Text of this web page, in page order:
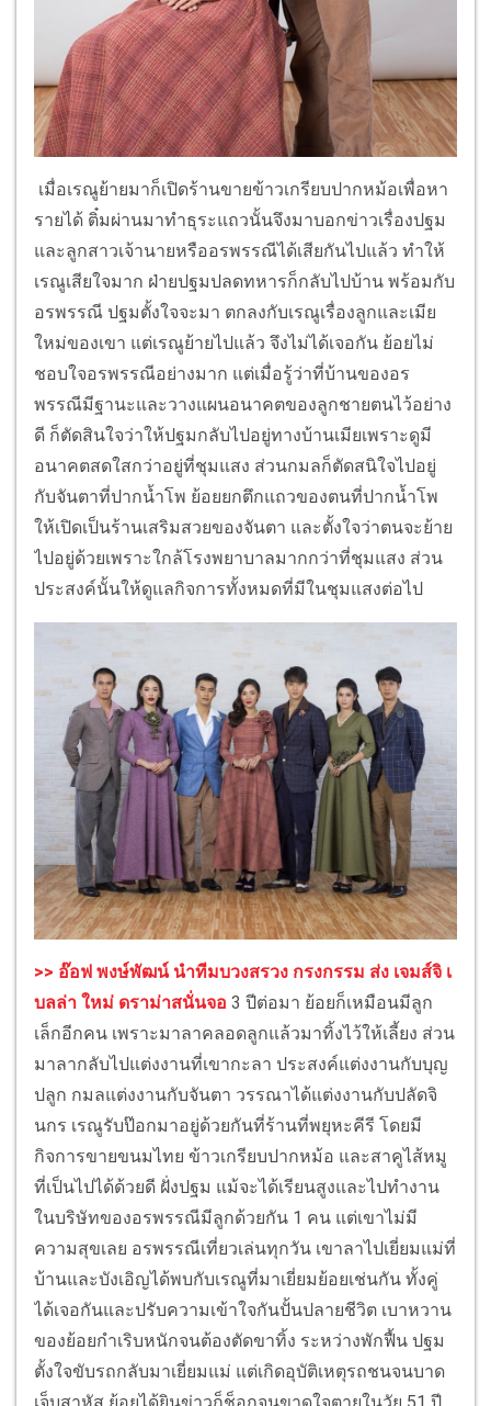
เมื่อเรณูย้ายมาก็เปิดร้านขายข้าวเกรียบปากหม้อเพื่อหา
รายได้ ติ๋มผ่านมาทำธุระแถวนั้นจึงมาบอกข่าวเรื่องปฐม
และลูกสาวเจ้านายหรืออรพรรณีได้เสียกันไปแล้ว ทำให้
เรณูเสียใจมาก ฝ่ายปฐมปลดทหารก็กลับไปบ้าน พร้อมกับ
อรพรรณี ปฐมตั้งใจจะมา ตกลงกับเรณูเรื่องลูกและเมีย
ใหม่ของเขา แต่เรณูย้ายไปแล้ว จึงไม่ได้เจอกัน ย้อยไม่
ชอบใจอรพรรณีอย่างมาก แต่เมื่อรู้ว่าที่บ้านของอร
พรรณีมีฐานะและวางแผนอนาคตของลูกชายตนไว้อย่าง
ดี ก็ตัดสินใจว่าให้ปฐมกลับไปอยู่ทางบ้านเมียเพราะดูมี
อนาคตสดใสกว่าอยู่ที่ชุมแสง ส่วนกมลก็ตัดสนิใจไปอยู่
กับจันตาที่ปากน้ำโพ ย้อยยกตึกแถวของตนที่ปากน้ำโพ
ให้เปิดเป็นร้านเสริมสวยของจันตา และตั้งใจว่าตนจะย้าย
ไปอยู่ด้วยเพราะใกล้โรงพยาบาลมากกว่าที่ชุมแสง ส่วน
ประสงค์นั้นให้ดูแลกิจการทั้งหมดที่มีในชุมแสงต่อไป
>> อ๊อฟ พงษ์พัฒน์ นำทีมบวงสรวง กรงกรรม ส่ง เจมส์จิ เ
บลล่า ใหม่ ดราม่าสนั่นจอ 3 ปีต่อมา ย้อยก็เหมือนมีลูก
เล็กอีกคน เพราะมาลาคลอดลูกแล้วมาทิ้งไว้ให้เลี้ยง ส่วน
มาลากลับไปแต่งงานที่เขากะลา ประสงค์แต่งงานกับบุญ
ปลูก กมลแต่งงานกับจันตา วรรณาได้แต่งงานกับปลัดจิ
นกร เรณูรับป๊อกมาอยู่ด้วยกันที่ร้านที่พยุหะคีรี โดยมี
กิจการขายขนมไทย ข้าวเกรียบปากหม้อ และสาคูไส้หมู
ที่เป็นไปได้ด้วยดี ฝั่งปฐม แม้จะได้เรียนสูงและไปทำงาน
ในบริษัทของอรพรรณีมีลูกด้วยกัน 1 คน แต่เขาไม่มี
ความสุขเลย อรพรรณีเที่ยวเล่นทุกวัน เขาลาไปเยี่ยมแม่ที่
บ้านและบังเอิญได้พบกับเรณูที่มาเยี่ยมย้อยเช่นกัน ทั้งคู่
ได้เจอกันและปรับความเข้าใจกันปั้นปลายชีวิต เบาหวาน
ของย้อยกำเริบหนักจนต้องตัดขาทิ้ง ระหว่างพักฟื้น ปฐม
ตั้งใจขับรถกลับมาเยี่ยมแม่ แต่เกิดอุบัติเหตุรถชนจนบาด